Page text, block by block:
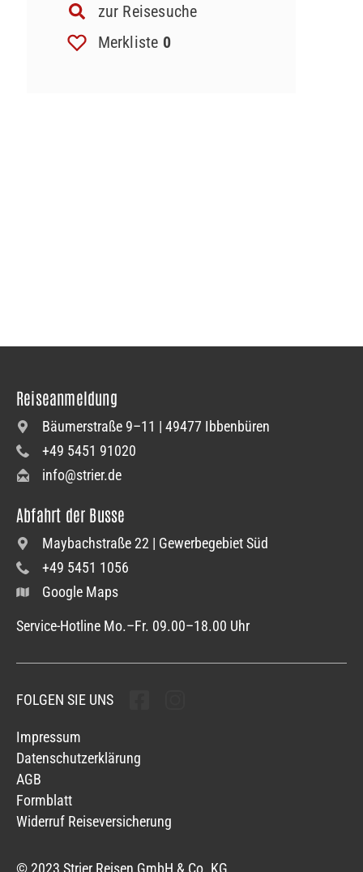
zur Reisesuche
Merkliste 0
Reiseanmeldung
Bäumerstraße 9–11 | 49477 Ibbenbüren
+49 5451 91020
info@strier.de
Abfahrt der Busse
Maybachstraße 22 | Gewerbegebiet Süd
+49 5451 1056
Google Maps
Service-Hotline Mo.–Fr. 09.00–18.00 Uhr
© 2023 Strier Reisen GmbH & Co. KG
Impressum
Datenschutzerklärung
AGB
Formblatt
Widerruf Reiseversicherung
FOLGEN SIE UNS